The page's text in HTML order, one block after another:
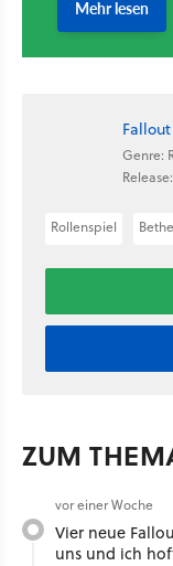
Genre:
Rollenspiel
ZUM
vor einer Woche
Vier neue
uns und ich